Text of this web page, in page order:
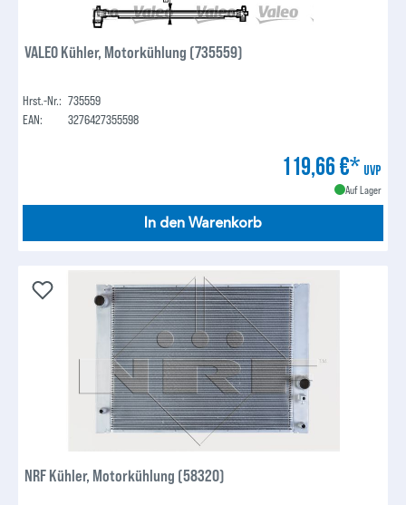
VALEO Kühler, Motorkühlung (735559)
Hrst.-Nr.: 735559
EAN:
3276427355598
119,66 €* UVP
Auf Lager
In den Warenkorb
NRF Kühler, Motorkühlung (58320)